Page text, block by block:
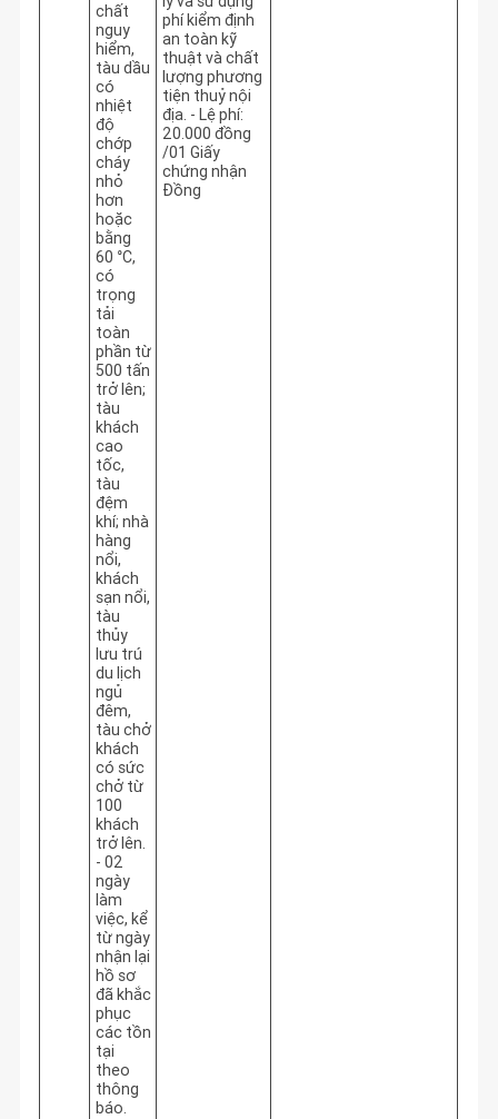
chất
nguy
hiểm,
tàu dầu
có
nhiệt
độ
chớp
cháy
nhỏ
hơn
hoặc
bằng
60 °C,
có
trọng
tải
toàn
phần từ
500 tấn
trở lên;
tàu
khách
cao
tốc,
tàu
đệm
khí; nhà
hàng
nổi,
khách
sạn nổi,
tàu
thủy
lưu trú
du lịch
ngủ
đêm,
tàu chở
khách
có sức
chở từ
100
khách
trở lên.
- 02
ngày
làm
việc, kể
từ ngày
nhận lại
hồ sơ
đã khắc
phục
các tồn
tại
theo
thông
báo.
phí kiểm định
an toàn kỹ
thuật và chất
lượng phương
tiện thuỷ nội
địa. - Lệ phí:
20.000 đồng
/01 Giấy
chứng nhận
Đồng